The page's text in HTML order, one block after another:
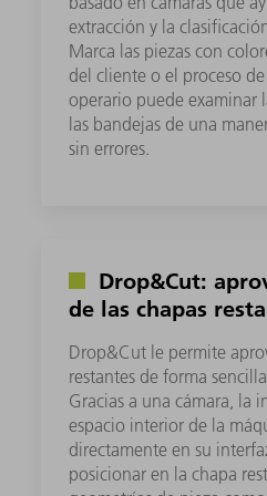
extracción y la
Marca las piezas con
del cliente o el proceso
operario puede examinar
las bandejas de una
sin errores.
Drop&Cut:
de las chapas
Drop&Cut le permite
restantes de forma
Gracias a una cámara, la
espacio interior de la
directamente en su
posicionar en la chapa